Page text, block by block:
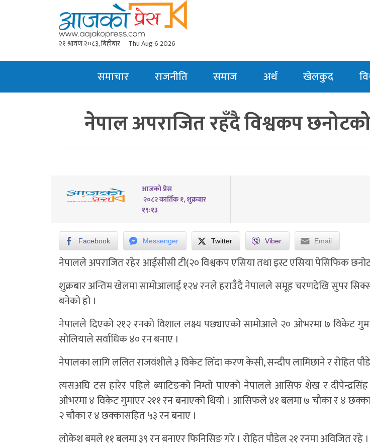
२१ श्रावण २०८३, बिहीबार Thu Aug 6 2026
समाचार राजनीति समाज अर्थ खेलकुद
नेपाल अपराजित रहँदै विश्वकप
आजको प्रेस
२०८२ कार्तिक १, शुक्रबार
१९:१३
Facebook Messenger Twitter Viber Email
नेपालले अपराजित रहेर आईसीसी टी(२० विश्वकप एसिया तथा इस्ट एसिया पेसिफिक
शुक्रबार अन्तिम खेलमा सामोआलाई १२४ रनले हराउँदै नेपालले समूह चरणदेखि सुपर
बनेको हो ।
नेपालले दिएको २१२ रनको विशाल लक्ष्य पछ्याएको सामोआले २० ओभरमा ७ विकेट
सोलियाले सर्वाधिक ४० रन बनाए ।
नेपालका लागि ललित राजवंशीले ३ विकेट लिँदा करण केसी, सन्दीप लामिछाने र रोहित
त्यसअघि टस हारेर पहिले ब्याटिङको निम्तो पाएको नेपालले आसिफ शेख र
ओभरमा ४ विकेट गुमाएर २११ रन बनाएको थियो । आसिफले ४१ बलमा ७ चौका र ४
२ चौका र ४ छक्कासहित ५३ रन बनाए ।
लोकेश बमले ११ बलमा ३९ रन बनाएर फिनिसिङ गरे । रोहित पौडेल २१ रनमा अविजित